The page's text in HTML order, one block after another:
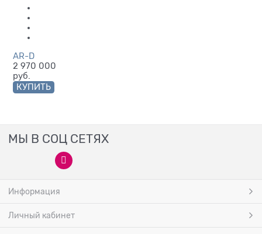
AR-D
2 970 000
руб.
КУПИТЬ
МЫ В СОЦ СЕТЯХ
Информация
Личный кабинет